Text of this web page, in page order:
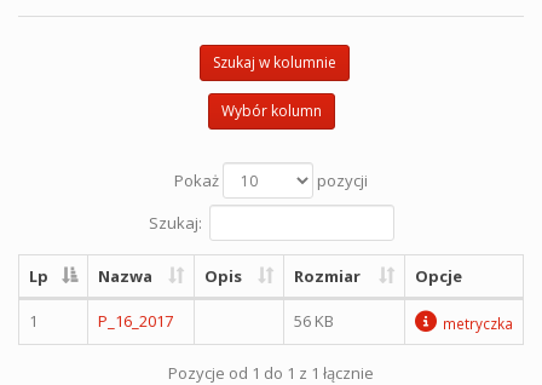
Szukaj w kolumnie
Wybór kolumn
Pokaż
pozycji
Szukaj:
Lp Nazwa Opis Rozmiar Opcje
1 P_16_2017 56 KB metryczka
Pozycje od 1 do 1 z 1 łącznie